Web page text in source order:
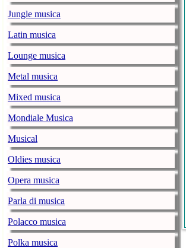
Jungle musica
Latin musica
Lounge musica
Metal musica
Mixed musica
Mondiale Musica
Musical
Oldies musica
Opera musica
Parla di musica
Polacco musica
Polka musica